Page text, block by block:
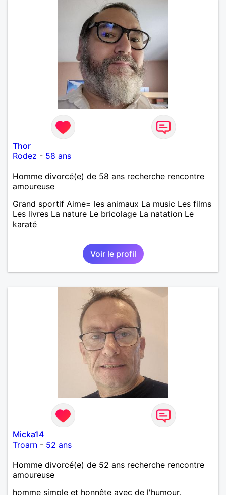
autant être trop locace. Je suis bourré de qualités
avec très peu de défauts. Je suis altruiste,
bienveillant, empathique, attentionné, honnête,
respectueux, doux de caractère et compréhensif : je
laisse « glisser » beaucoup de choses. Mais ne vous
m’éprenez pas Mesdames, si une personne que
j’aime me trahit une fois, il n’y aura pas de seconde
chance et je l’effacerai à « vitam eternam ».
Néanmoins, je suis un tout petit peu maniaque ainsi
qu’impatient. J’essaye de faire des efforts. Rien de
bien dramatique ! Du moins je le pense……Je suis un
homme facile à vivre. À vous si vous le souhaitez,
d’apprendre à me connaître davantage. J’en serai
ravi….A très bientôt je l’espère.
Thor
Rodez - 58 ans
Homme divorcé(e) de 58 ans recherche rencontre
amoureuse
Grand sportif Aime= les animaux La music Les films
Les livres La nature Le bricolage La natation Le
karaté
Voir le profil
Micka14
Troarn - 52 ans
Homme divorcé(e) de 52 ans recherche rencontre
amoureuse
homme simple et honnête avec de l'humour,